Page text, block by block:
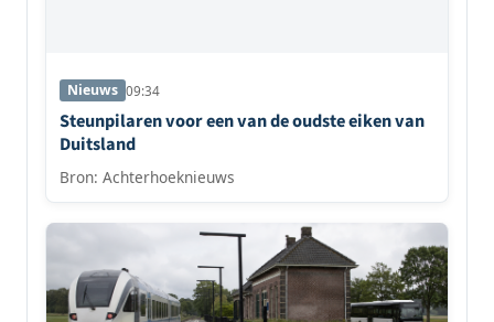
Nieuws 09:34
Steunpilaren voor een van de oudste eiken van
Duitsland
Bron: Achterhoeknieuws